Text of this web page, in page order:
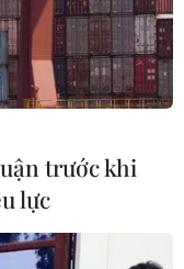
trước khi
lực